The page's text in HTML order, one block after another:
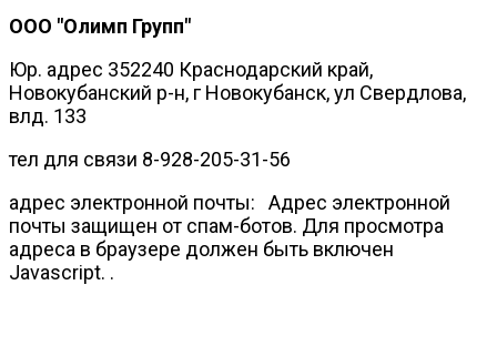
ООО "Олимп Групп"
Юр. адрес 352240 Краснодарский край,
Новокубанский р-н, г Новокубанск, ул Свердлова,
влд. 133
тел для связи 8-928-205-31-56
адрес электронной почты: Адрес электронной
почты защищен от спам-ботов. Для просмотра
адреса в браузере должен быть включен
Javascript. .